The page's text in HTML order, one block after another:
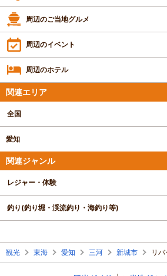
周辺のご当地グルメ
周辺のイベント
周辺のホテル
関連エリア
全国
愛知
関連ジャンル
レジャー・体験
釣り(釣り堀・渓流釣り・海釣り等)
観光 東海 愛知 三河 新城市 リ